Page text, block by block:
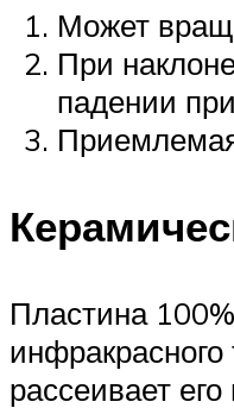
Может
При
падении
Пластина
рассеивает